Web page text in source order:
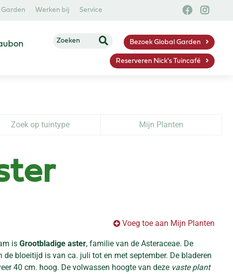
Werken bij Service
Bezoek Global Garden
Reserveren Nick's Tuincafé
Zoek op tuintype Mijn Planten
Voeg toe aan Mijn Planten
is Grootbladige aster, familie van de Asteraceae. De
de bloeitijd is van ca. juli tot en met september. De bladeren
40 cm. hoog. De volwassen hoogte van deze vaste plant